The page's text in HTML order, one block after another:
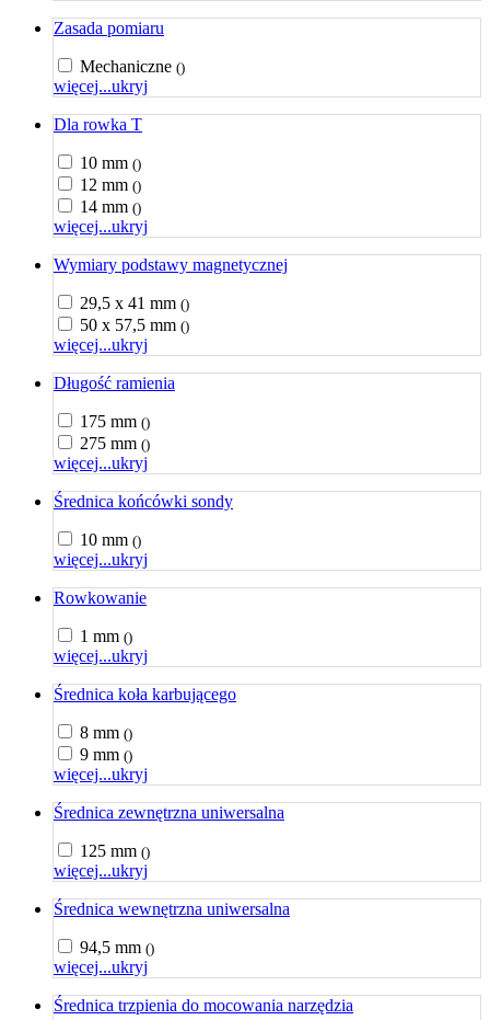
Zasada pomiaru
Mechaniczne ()
więcej...ukryj
Dla rowka T
10 mm ()
12 mm ()
14 mm ()
więcej...ukryj
Wymiary podstawy magnetycznej
29,5 x 41 mm ()
50 x 57,5 mm ()
więcej...ukryj
Długość ramienia
175 mm ()
275 mm ()
więcej...ukryj
Średnica końcówki sondy
10 mm ()
więcej...ukryj
Rowkowanie
1 mm ()
więcej...ukryj
Średnica koła karbującego
8 mm ()
9 mm ()
więcej...ukryj
Średnica zewnętrzna uniwersalna
125 mm ()
więcej...ukryj
Średnica wewnętrzna uniwersalna
94,5 mm ()
więcej...ukryj
Średnica trzpienia do mocowania narzędzia